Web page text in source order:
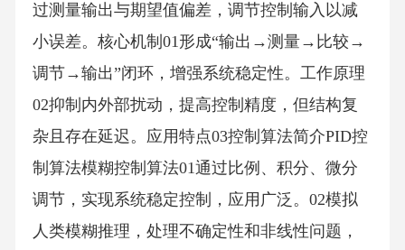
过测量输出与期望值偏差，调节控制输入以减
小误差。核心机制01形成“输出→测量→比较→
调节→输出”闭环，增强系统稳定性。工作原理
02抑制内外部扰动，提高控制精度，但结构复
杂且存在延迟。应用特点03控制算法简介PID控
制算法模糊控制算法01通过比例、积分、微分
调节，实现系统稳定控制，应用广泛。02模拟
人类模糊推理，处理不确定性和非线性问题，